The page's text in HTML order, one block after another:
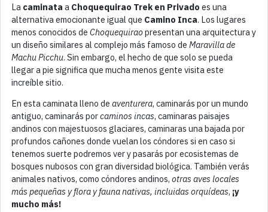
La caminata a Choquequirao Trek en Privado es una
alternativa emocionante igual que Camino Inca. Los lugares
menos conocidos de Choquequiraopresentan una arquitectura y
un diseño similares al complejo más famoso de Maravilla de
Machu Picchu. Sin embargo, el hecho de que solo se pueda
llegar a pie significa que mucha menos gente visita este
increíble sitio.
En esta caminata lleno de aventurera, caminarás por un mundo
antiguo, caminarás porcaminos incas, caminaras paisajes
andinos con majestuosos glaciares, caminaras una bajada por
profundos cañones donde vuelan los cóndores si en caso si
tenemos suerte podremos ver y pasarás por ecosistemas de
bosques nubosos con gran diversidad biológica. También verás
animales nativos, como cóndores andinos, otras aves locales
más pequeñas y flora y fauna nativas, incluidas orquídeas, ¡y
mucho más!